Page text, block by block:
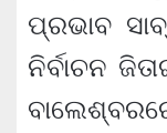
ପ୍ରଭାବ
ନିର୍ବାଚନ